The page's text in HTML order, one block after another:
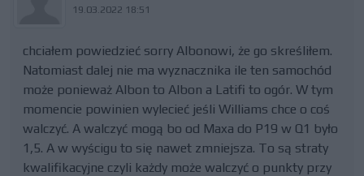
19.03.2022 18:51
chciałem powiedzieć sorry Albonowi, że go skreśliłem.
Natomiast dalej nie ma wyznacznika ile ten samochód
może ponieważ Albon to Albon a Latifi to ogór. W tym
momencie powinien wylecieć jeśli Williams chce o coś
walczyć. A walczyć mogą bo od Maxa do P19 w Q1 było
1,5. A w wyścigu to się nawet zmniejsza. To są straty
kwalifikacyjne czyli każdy może walczyć o punkty przy